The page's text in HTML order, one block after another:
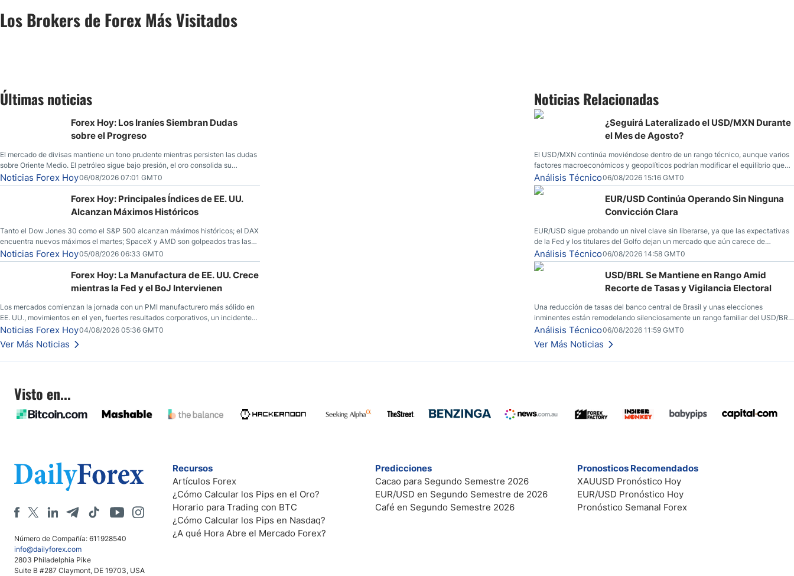
Los Brokers de Forex Más Visitados
Últimas noticias
Forex Hoy: Los Iraníes Siembran Dudas
sobre el Progreso
El mercado de divisas mantiene un tono prudente mientras persisten las dudas
sobre Oriente Medio. El petróleo sigue bajo presión, el oro consolida su
fortaleza y los operadores esperan nuevas referencias económicas desde
Estados Unidos.
Noticias Forex Hoy06/08/2026 07:01 GMT0
Forex Hoy: Principales Índices de EE. UU.
Alcanzan Máximos Históricos
Tanto el Dow Jones 30 como el S&P 500 alcanzan máximos históricos; el DAX
encuentra nuevos máximos el martes; SpaceX y AMD son golpeados tras las
llamadas de ganancias; el petróleo crudo cae por debajo de los $80 con
nuevas esperanzas; el dólar estadounidense continúa intentando estabilizarse
frente al yen; el peso mexicano ve un repunte a medida que las tasas caen en
Noticias Forex Hoy05/08/2026 06:33 GMT0
Forex Hoy: La Manufactura de EE. UU. Crece
mientras la Fed y el BoJ Intervienen
Los mercados comienzan la jornada con un PMI manufacturero más sólido en
EE. UU., movimientos en el yen, fuertes resultados corporativos, un incidente
de seguridad en Bitcoin y nuevas señales desde el mercado del petróleo.
Noticias Forex Hoy04/08/2026 05:36 GMT0
Ver Más Noticias
Noticias Relacionadas
¿Seguirá Lateralizado el USD/MXN Durante
el Mes de Agosto?
El USD/MXN continúa moviéndose dentro de un rango técnico, aunque varios
factores macroeconómicos y geopolíticos podrían modificar el equilibrio que
ha dominado al mercado en las últimas semanas.
Análisis Técnico06/08/2026 15:16 GMT0
EUR/USD Continúa Operando Sin Ninguna
Convicción Clara
EUR/USD sigue probando un nivel clave sin liberarse, ya que las expectativas
de la Fed y los titulares del Golfo dejan un mercado que aún carece de
convicción real.
Análisis Técnico06/08/2026 14:58 GMT0
USD/BRL Se Mantiene en Rango Amid
Recorte de Tasas y Vigilancia Electoral
Una reducción de tasas del banco central de Brasil y unas elecciones
inminentes están remodelando silenciosamente un rango familiar del USD/BRL.
Una reducción de tasas por parte del banco central de Brasil y unas elecciones
inminentes están remodelando silenciosamente un rango familiar del USD/BRL.
Esto es lo que los traders están observando a continuación.
Análisis Técnico06/08/2026 11:59 GMT0
Ver Más Noticias
Visto en...
Número de Compañía: 611928540
info@dailyforex.com
2803 Philadelphia Pike
Suite B #287 Claymont, DE 19703, USA
Recursos
Artículos Forex
¿Cómo Calcular los Pips en el Oro?
Horario para Trading con BTC
¿Cómo Calcular los Pips en Nasdaq?
¿A qué Hora Abre el Mercado Forex?
Predicciones
Cacao para Segundo Semestre 2026
EUR/USD en Segundo Semestre de 2026
Café en Segundo Semestre 2026
Pronosticos Recomendados
XAUUSD Pronóstico Hoy
EUR/USD Pronóstico Hoy
Pronóstico Semanal Forex